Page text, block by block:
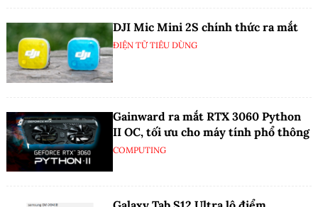
DJI Mic Mini 2S chính thức ra mắt
ĐIỆN TỬ TIÊU DÙNG
Gainward ra mắt RTX 3060 Python
II OC, tối ưu cho máy tính phổ thông
COMPUTING